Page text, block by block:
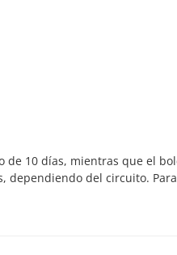
de 10 días, mientras que el
dependiendo del circuito.